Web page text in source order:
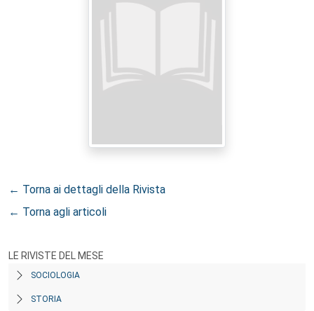
← Torna ai dettagli della Rivista
← Torna agli articoli
LE RIVISTE DEL MESE
SOCIOLOGIA
STORIA